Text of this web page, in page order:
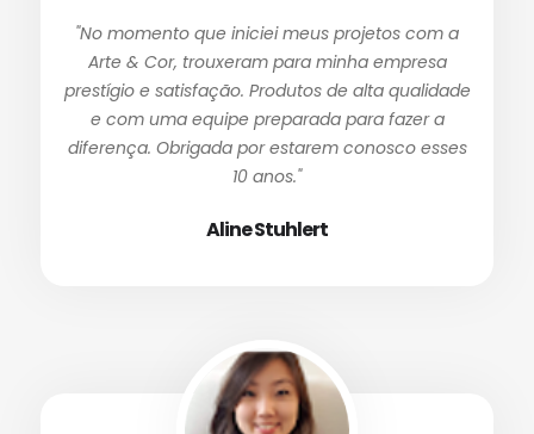
"No momento que iniciei meus projetos com a
Arte & Cor, trouxeram para minha empresa
prestígio e satisfação. Produtos de alta qualidade
e com uma equipe preparada para fazer a
diferença. Obrigada por estarem conosco esses
10 anos."
Aline Stuhlert